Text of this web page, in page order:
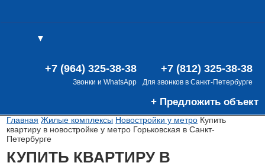
▼
+7 (812) 325-38-38
Для звонков в Санкт-Петербурге
+7 (964) 325-38-38
Звонки и WhatsApp
+ Предложить объект
Главная Жилые комплексы Новостройки у метро Купить
квартиру в новостройке у метро Горьковская в Санкт-
Петербурге
КУПИТЬ КВАРТИРУ В